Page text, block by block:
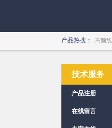
产品热搜： 高频线
技术服务
产品注册
在线留言